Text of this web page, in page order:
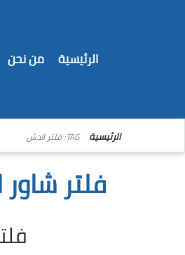
الرئيسية من نحن
الرئيسية TAG: فلتر الدش
فلتر